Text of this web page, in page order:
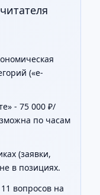
(«e-
- 75 000 ₽/
по часам
(заявки,
в позициях.
вопросов на